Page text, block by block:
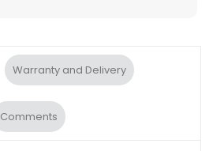
Warranty and Delivery
Comments